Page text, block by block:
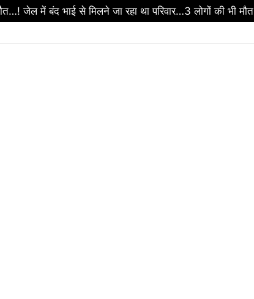
में बंद भाई से मिलने जा रहा था परिवार…3 लोगों की भी मौत